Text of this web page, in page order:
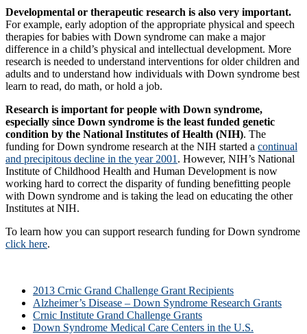
Developmental or therapeutic research is also very important.
For example, early adoption of the appropriate physical and speech
therapies for babies with Down syndrome can make a major
difference in a child’s physical and intellectual development. More
research is needed to understand interventions for older children and
adults and to understand how individuals with Down syndrome best
learn to read, do math, or hold a job.
Research is important for people with Down syndrome,
especially since Down syndrome is the least funded genetic
condition by the National Institutes of Health (NIH). The
funding for Down syndrome research at the NIH started a continual
and precipitous decline in the year 2001 . However, NIH’s National
Institute of Childhood Health and Human Development is now
working hard to correct the disparity of funding benefitting people
with Down syndrome and is taking the lead on educating the other
Institutes at NIH.
To learn how you can support research funding for Down syndrome
click here.
2013 Crnic Grand Challenge Grant Recipients
Alzheimer’s Disease – Down Syndrome Research Grants
Crnic Institute Grand Challenge Grants
Down Syndrome Medical Care Centers in the U.S.